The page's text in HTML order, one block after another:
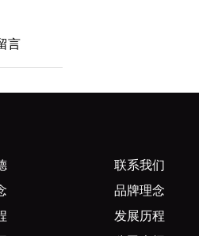
言
联系我们
品牌理念
发展历程